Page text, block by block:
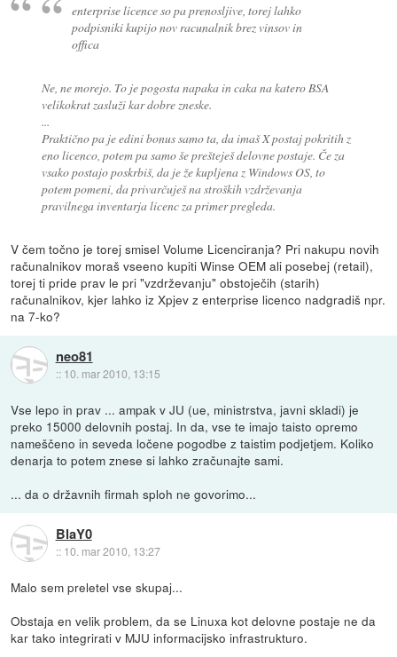
enterprise licence so pa prenosljive, torej lahko
podpisniki kupijo nov racunalnik brez vinsov in
offica
Ne, ne morejo. To je pogosta napaka in caka na katero BSA
velikokrat zasluži kar dobre zneske.
...
Praktično pa je edini bonus samo ta, da imaš X postaj pokritih z
eno licenco, potem pa samo še prešteješ delovne postaje. Če za
vsako postajo poskrbiš, da je že kupljena z Windows OS, to
potem pomeni, da privarčuješ na stroških vzdrževanja
pravilnega inventarja licenc za primer pregleda.
V čem točno je torej smisel Volume Licenciranja? Pri nakupu novih
računalnikov moraš vseeno kupiti Winse OEM ali posebej (retail),
torej ti pride prav le pri "vzdrževanju" obstoječih (starih)
računalnikov, kjer lahko iz Xpjev z enterprise licenco nadgradiš npr.
na 7-ko?
neo81
:: 10. mar 2010, 13:15
Vse lepo in prav ... ampak v JU (ue, ministrstva, javni skladi) je
preko 15000 delovnih postaj. In da, vse te imajo taisto opremo
nameščeno in seveda ločene pogodbe z taistim podjetjem. Koliko
denarja to potem znese si lahko zračunajte sami.
... da o državnih firmah sploh ne govorimo...
BlaY0
:: 10. mar 2010, 13:27
Malo sem preletel vse skupaj...
Obstaja en velik problem, da se Linuxa kot delovne postaje ne da
kar tako integrirati v MJU informacijsko infrastrukturo.